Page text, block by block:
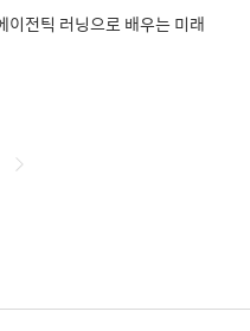
전틱 러닝으로 배우는 미래